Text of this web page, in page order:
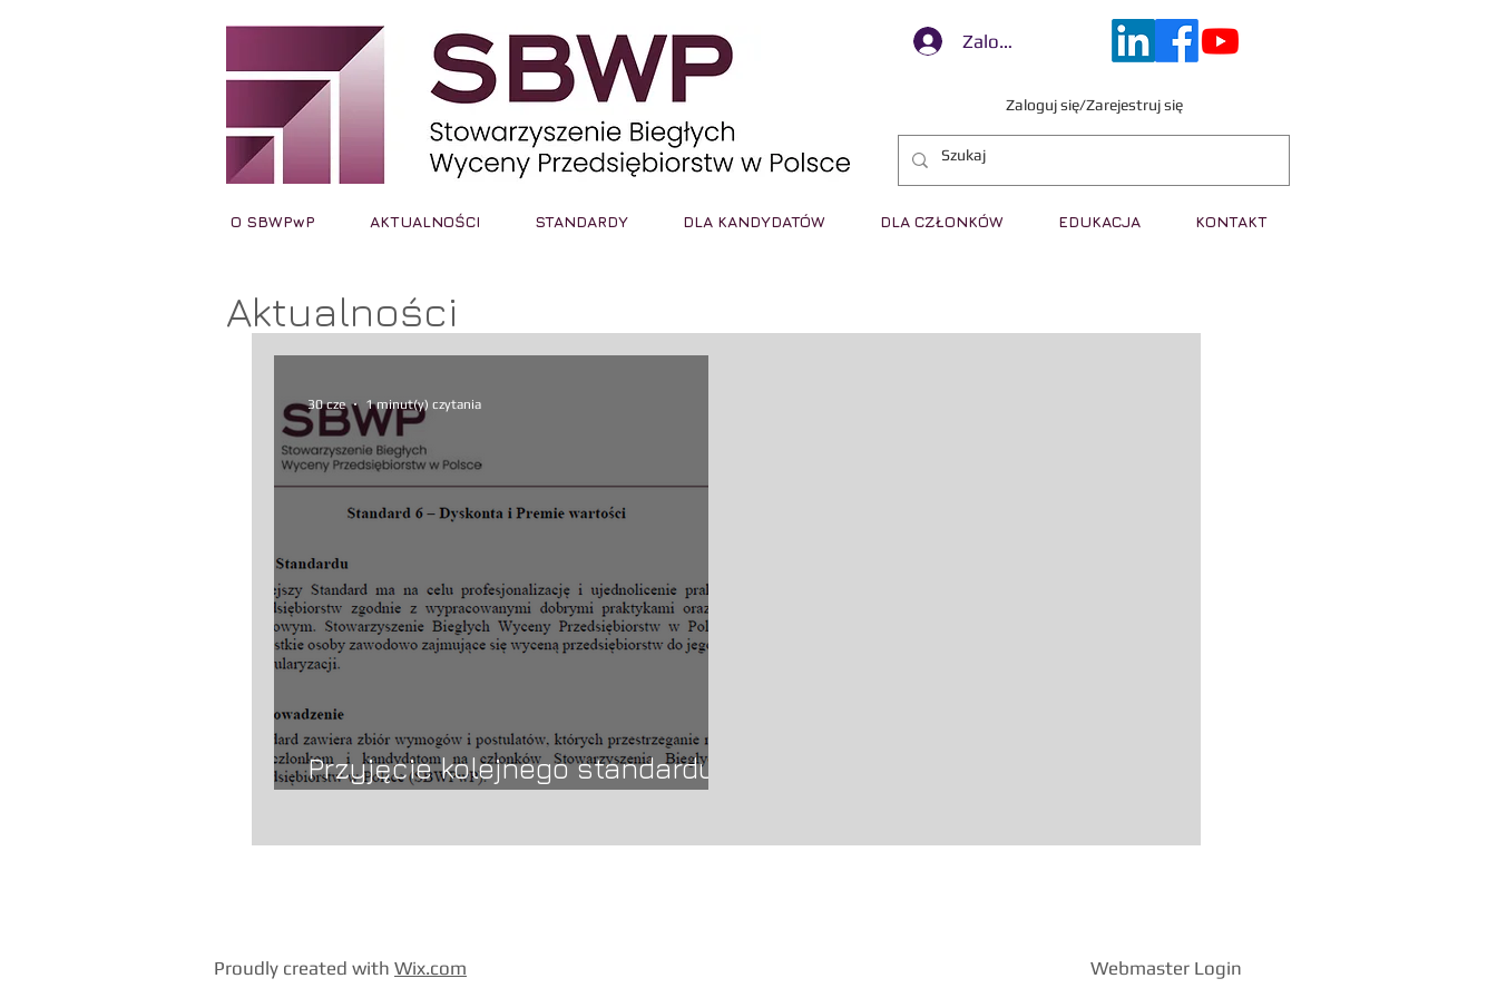
Zaloguj się
Zaloguj się/Zarejestruj się
O SBWPwP AKTUALNOŚCI STANDARDY DLA KANDYDATÓW DLA CZŁONKÓW EDUKACJA KONTAKT
Aktualności
Przyjęcie kolejnego standardu
30 cze 1 minut(y) czytania
​​​​Proudly created with Wix.com Webmaster Login